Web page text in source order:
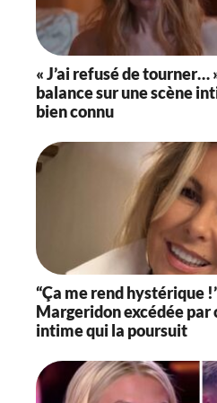
« J’ai refusé de
balance sur une scène
bien connu
“Ça me rend hystérique
Margeridon excédée
intime qui la poursuit